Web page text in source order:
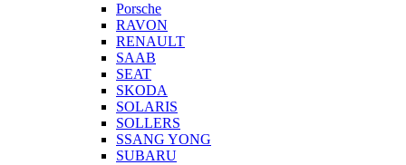
Porsche
RAVON
RENAULT
SAAB
SEAT
SKODA
SOLARIS
SOLLERS
SSANG YONG
SUBARU